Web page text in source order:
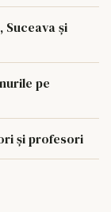
și
pe
și profesori